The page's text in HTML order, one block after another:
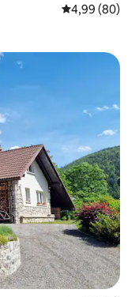
Évaluation
4,99 (80)